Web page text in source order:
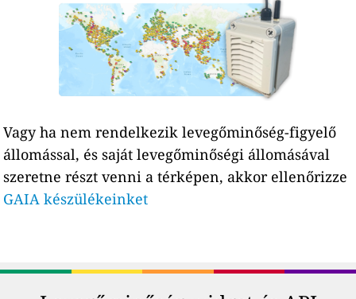
Vagy ha nem rendelkezik levegőminőség-figyelő
állomással, és saját levegőminőségi állomásával
szeretne részt venni a térképen, akkor ellenőrizze
GAIA készülékeinket